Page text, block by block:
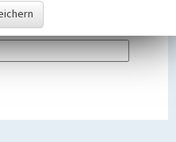
das Rechenergebnis aus der